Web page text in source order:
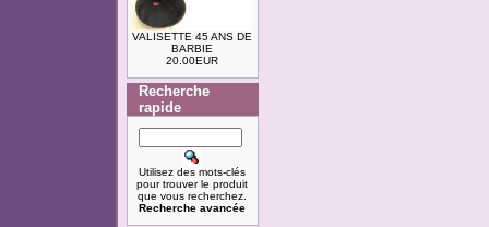
VALISETTE 45 ANS DE
BARBIE
20.00EUR
Recherche
rapide
Utilisez des mots-clés
pour trouver le produit
que vous recherchez.
Recherche avancée